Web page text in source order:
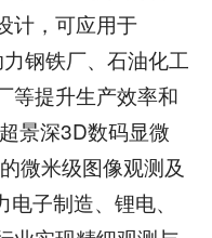
计，可应用于
钢铁厂、石油化工
等提升生产效率和
景深3D数码显微
微米级图像观测及
子制造、锂电、